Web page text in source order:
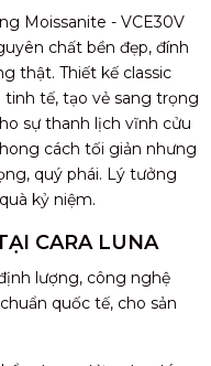
Moissanite - VCE30V
chất bền đẹp, đính
thật. Thiết kế classic
tế, tạo vẻ sang trọng
sự thanh lịch vĩnh cửu
cách tối giản nhưng
quý phái. Lý tưởng
kỷ niệm.
CARA LUNA
lượng, công nghệ
quốc tế, cho sản